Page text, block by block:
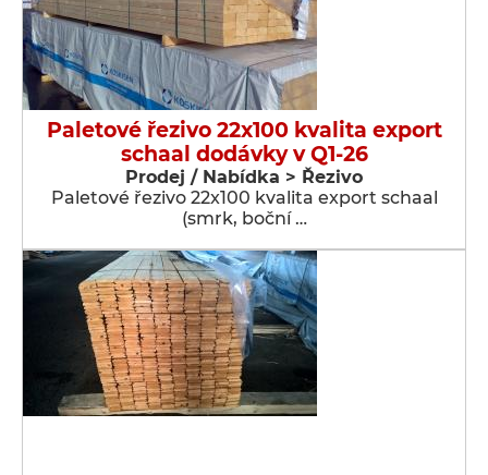
Paletové řezivo 22x100 kvalita export
schaal dodávky v Q1-26
Prodej / Nabídka > Řezivo
Paletové řezivo 22x100 kvalita export schaal
(smrk, boční …